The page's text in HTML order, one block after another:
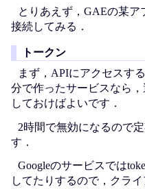
とりあえず，GAEの某ア
接続してみる．
トークン
まず，APIにアクセスす
分で作ったサービスなら
しておけばよいです．
2時間で無効になるので
す．
Googleのサービスでは
してたりするので，クラ